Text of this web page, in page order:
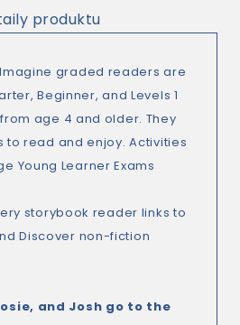
produktu
graded readers are
Beginner, and Levels 1
age 4 and older. They
read and enjoy. Activities
Young Learner Exams
storybook reader links to
Discover non-fiction
and Josh go to the